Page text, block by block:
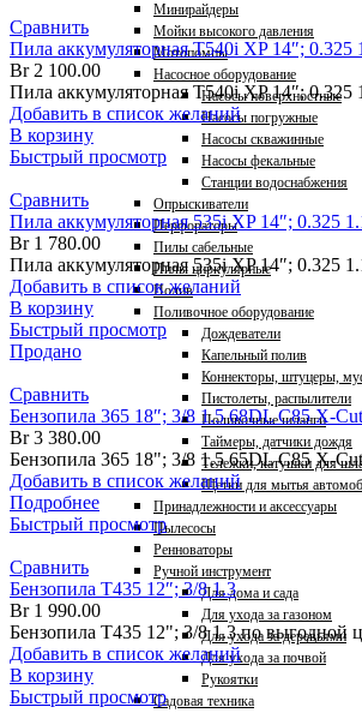
Минирайдеры
Мойки высокого давления
Мотопомпы
Насосное оборудование
Насосы поверхностные
Насосы погружные
Насосы скважинные
Насосы фекальные
Станции водоснабжения
Опрыскиватели
Перфораторы
Пилы сабельные
Пилы циркулярные
Полив
Поливочное оборудование
Дождеватели
Капельный полив
Коннекторы, штуцеры,
Пистолеты, распылители
Поливочные шланги
Таймеры, датчики дождя
Тележки, катушки для
Щетки для мытья
Принадлежности и аксессуары
Пылесосы
Ренноваторы
Ручной инструмент
Для дома и сада
Для ухода за газоном
Для ухода за деревьями
Для ухода за почвой
Рукоятки
Садовая техника
Сравнить
Пила аккумуляторная T540i XP 14″;
Br2 100.00
Пила аккумуляторная T540i XP 14″;
Добавить в список желаний
В корзину
Быстрый просмотр
Сравнить
Пила аккумуляторная 535i XP 14″; 0.325
Br1 780.00
Пила аккумуляторная 535i XP 14″; 0.325
Добавить в список желаний
В корзину
Быстрый просмотр
Продано
Сравнить
Бензопила 365 18″; 3/8 1.5 68DL C85 X-
Br3 380.00
Бензопила 365 18"; 3/8 1.5 65DL C85 X-
Добавить в список желаний
Подробнее
Быстрый просмотр
Сравнить
Бензопила T435 12″; 3/8 1.3
Br1 990.00
Бензопила T435 12"; 3/8 1.3 по выгодной
Добавить в список желаний
В корзину
Быстрый просмотр